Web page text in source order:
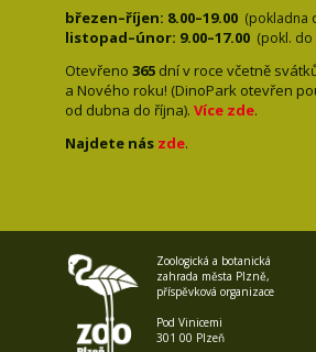
březen–říjen: 8.00–19.00 (pokladna
listopad–únor: 9.00–17.00 (pokl. do
Otevřeno 365 dní v roce včetně
a Nového roku! (DinoPark otevřen
od dubna do října). Více zde.
Najdete nás zde.
Zoologická a botanická
zahrada města Plzně,
příspěvková organizace
Pod Vinicemi
301 00 Plzeň